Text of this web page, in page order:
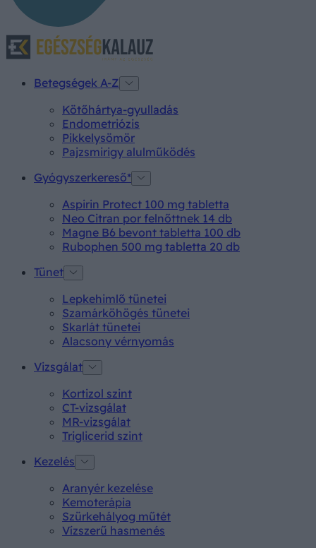
Betegségek A-Z
Kötőhártya-gyulladás
Endometriózis
Pikkelysömör
Pajzsmirigy alulműködés
Gyógyszerkereső*
Aspirin Protect 100 mg tabletta
Neo Citran por felnőttnek 14 db
Magne B6 bevont tabletta 100 db
Rubophen 500 mg tabletta 20 db
Tünet
Lepkehimlő tünetei
Szamárköhögés tünetei
Skarlát tünetei
Alacsony vérnyomás
Vizsgálat
Kortizol szint
CT-vizsgálat
MR-vizsgálat
Triglicerid szint
Kezelés
Aranyér kezelése
Kemoterápia
Szürkehályog műtét
Vízszerű hasmenés